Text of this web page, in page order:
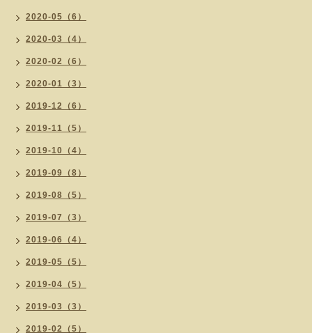
2020-05（6）
2020-03（4）
2020-02（6）
2020-01（3）
2019-12（6）
2019-11（5）
2019-10（4）
2019-09（8）
2019-08（5）
2019-07（3）
2019-06（4）
2019-05（5）
2019-04（5）
2019-03（3）
2019-02（5）